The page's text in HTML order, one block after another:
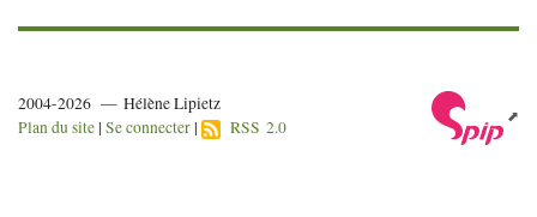
2004-2026 — Hélène Lipietz
Plan du site | Se connecter | RSS 2.0